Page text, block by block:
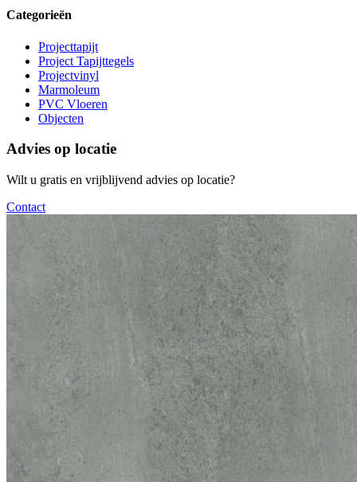
Categorieën
Projecttapijt
Project Tapijttegels
Projectvinyl
Marmoleum
PVC Vloeren
Objecten
Advies op locatie
Wilt u gratis en vrijblijvend advies op locatie?
Contact